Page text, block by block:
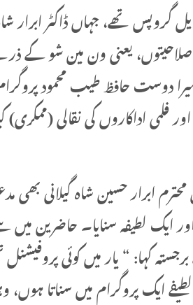
گروپس تھے، جہاں ڈاکٹر ابرار
صلاحیتوں، یعنی ون مین شو کے
میرا دوست حافظ طیب محمود
فلمی اداکاروں کی نقالی
ابرار حسین شاہ گیلانی
ایک لطیفہ سنایا۔ حاضرین
کہا: “ یار میں کوئی
ایک پروگرام میں سناتا